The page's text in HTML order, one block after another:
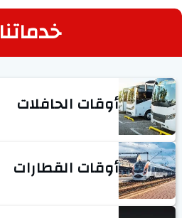
خدماتنا
أوقات الحافلات
أوقات القطارات